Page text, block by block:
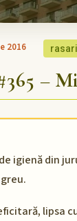
2016
–
igienă din
lipsa